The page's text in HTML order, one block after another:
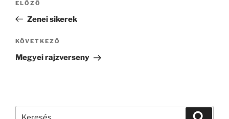
Korábbi
bejegyzés
ELŐZŐ
Zenei sikerek
Következő
bejegyzés
KÖVETKEZŐ
Megyei rajzverseny